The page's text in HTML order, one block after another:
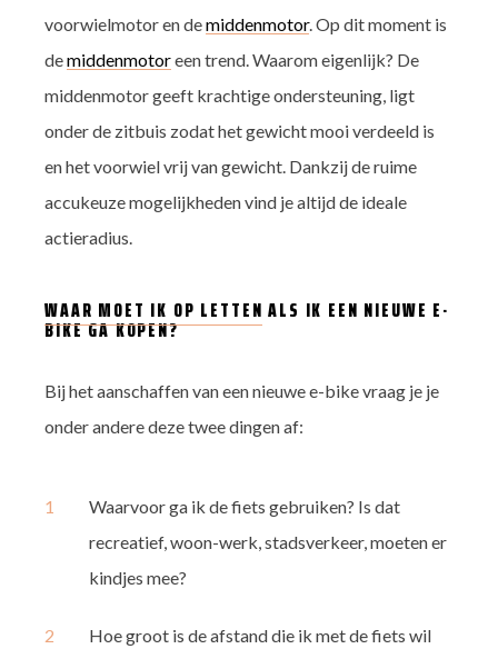
voorwielmotor en demiddenmotor. Op dit moment is
demiddenmotoreen trend. Waarom eigenlijk? De
middenmotor geeft krachtige ondersteuning, ligt
onder de zitbuis zodat het gewicht mooi verdeeld is
en het voorwiel vrij van gewicht. Dankzij de ruime
accukeuze mogelijkheden vind je altijd de ideale
actieradius.
WAAR MOET IK OP LETTEN ALS IK EEN NIEUWE E-
BIKE GA KOPEN?
Bij het aanschaffen van een nieuwe e-bike vraag je je
onder andere deze twee dingen af:
Waarvoor ga ik de fiets gebruiken? Is dat
recreatief, woon-werk, stadsverkeer, moeten er
kindjes mee?
Hoe groot is de afstand die ik met de fiets wil